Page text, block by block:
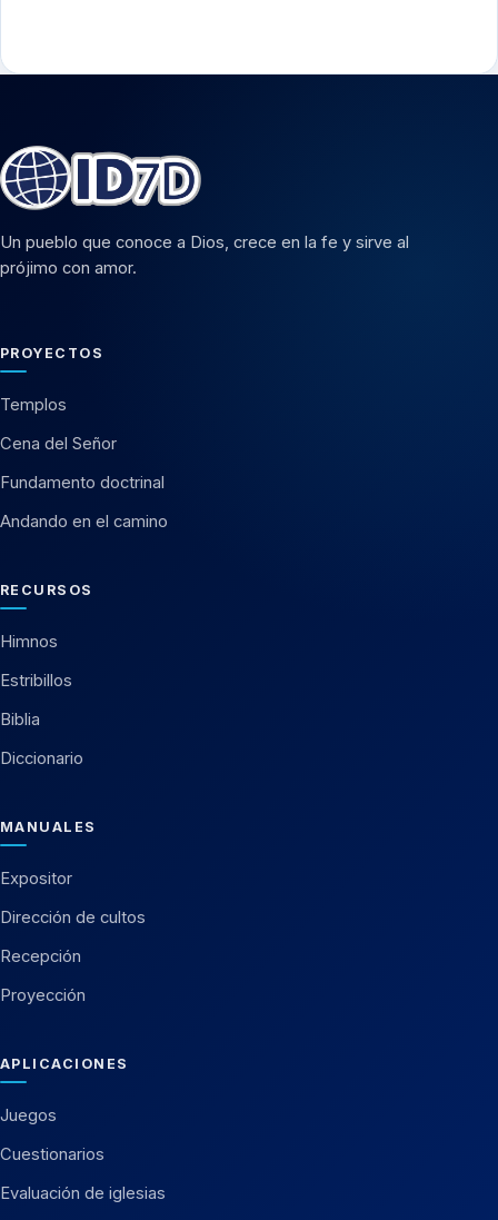
Un pueblo que conoce a Dios, crece en la fe y sirve al
prójimo con amor.
PROYECTOS
Templos
Cena del Señor
Fundamento doctrinal
Andando en el camino
RECURSOS
Himnos
Estribillos
Biblia
Diccionario
MANUALES
Expositor
Dirección de cultos
Recepción
Proyección
APLICACIONES
Juegos
Cuestionarios
Evaluación de iglesias